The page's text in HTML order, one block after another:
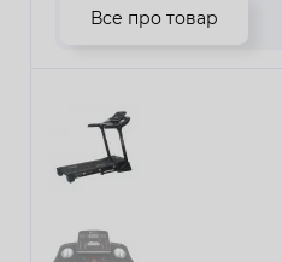
Все про товар